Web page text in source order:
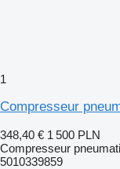
1
Compresseur
348,40 € 1 500 PLN
Compresseur
5010339859